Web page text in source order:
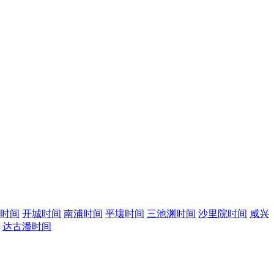
间 开城时间 南浦时间 平壤时间 三池渊时间 沙里院时间 咸兴
达古潘时间